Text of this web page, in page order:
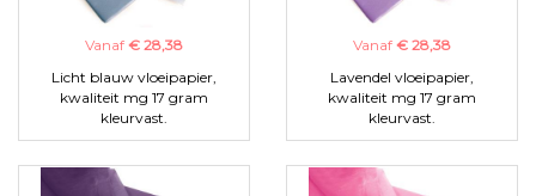
Vanaf € 28,38
Licht blauw vloeipapier,
kwaliteit mg 17 gram
kleurvast.
Vanaf € 28,38
Lavendel vloeipapier,
kwaliteit mg 17 gram
kleurvast.